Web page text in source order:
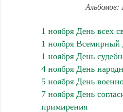
Альбомов:
1 ноября День всех
1 ноября Всемирный
1 ноября День
4 ноября День
5 ноября День
7 ноября День
примирения